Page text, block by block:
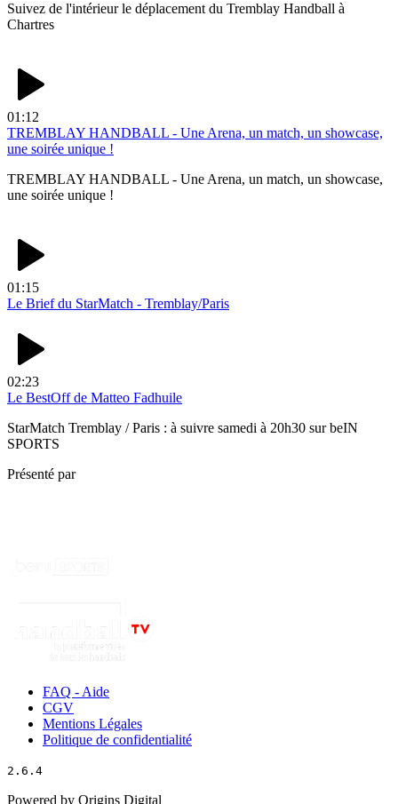
Suivez de l'intérieur le déplacement du Tremblay Handball à
Chartres
01:12
TREMBLAY HANDBALL - Une Arena, un match, un showcase,
une soirée unique !
TREMBLAY HANDBALL - Une Arena, un match, un showcase,
une soirée unique !
01:15
Le Brief du StarMatch - Tremblay/Paris
02:23
Le BestOff de Matteo Fadhuile
StarMatch Tremblay / Paris : à suivre samedi à 20h30 sur beIN
SPORTS
Présenté par
FAQ - Aide
CGV
Mentions Légales
Politique de confidentialité
2.6.4
Powered by Origins Digital